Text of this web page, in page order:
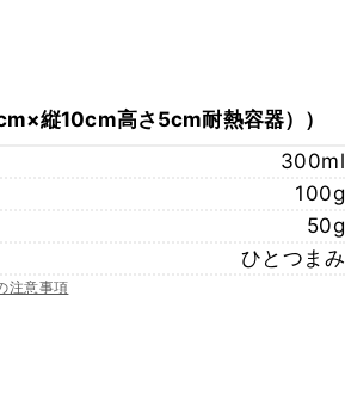
縦10cm高さ5cm耐熱容器） ）
300ml
100g
50g
ひとつまみ
注意事項